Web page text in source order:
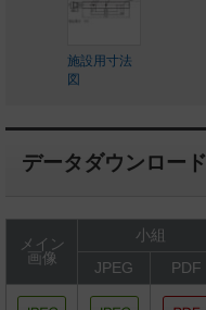
施設用寸法
図
データダウンロード
メイン
画像
小組
JPEG PDF